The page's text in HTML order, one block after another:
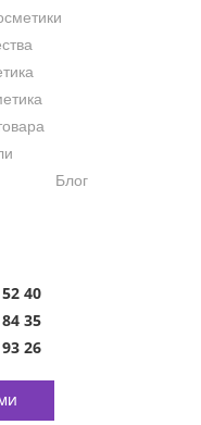
Блог
40
35
26